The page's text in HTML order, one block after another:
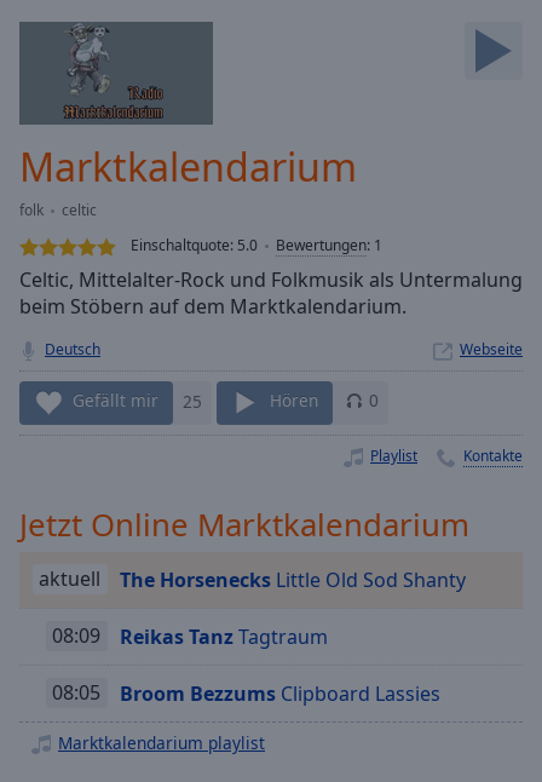
Current
Loaded:
0.00%
Stream
TypeLIVE
live,
currently
behind
LIVE
Remaining
1x
Rate
Chapters
Descriptions
Marktkalendarium
folk
celtic
Einschaltquote: 5.0 Bewertungen: 1
Celtic, Mittelalter-Rock und Folkmusik als Untermalung
beim Stöbern auf dem Marktkalendarium.
Deutsch Webseite
Gefällt mir 25 Hören 0
Playlist Kontakte
Jetzt Online Marktkalendarium
aktuell The Horsenecks Little Old Sod Shanty
08:09 Reikas TanzTagtraum
08:05 Broom Bezzums Clipboard Lassies
Marktkalendarium playlist